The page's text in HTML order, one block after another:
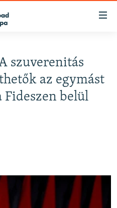
szuverenitás
az egymást
belül